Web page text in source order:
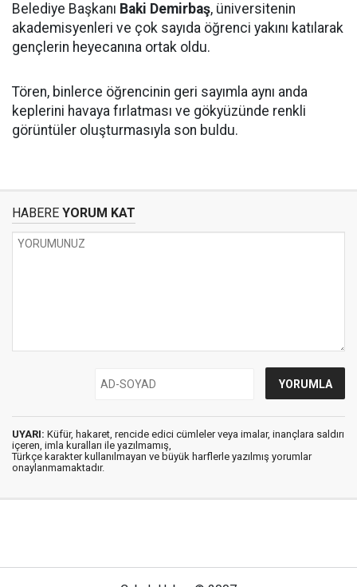
Belediye Başkanı Baki Demirbaş, üniversitenin
akademisyenleri ve çok sayıda öğrenci yakını katılarak
gençlerin heyecanına ortak oldu.
Tören, binlerce öğrencinin geri sayımla aynı anda
keplerini havaya fırlatması ve gökyüzünde renkli
görüntüler oluşturmasıyla son buldu.
HABERE YORUM KAT
UYARI: Küfür, hakaret, rencide edici cümleler veya imalar, inançlara saldırı
içeren, imla kuralları ile yazılmamış,
Türkçe karakter kullanılmayan ve büyük harflerle yazılmış yorumlar
onaylanmamaktadır.